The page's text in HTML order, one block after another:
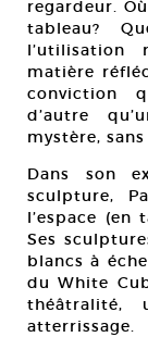
regardeur.
tableau?
matière
conviction
d’autre
mystère,
Dans son
sculpture,
l’espace
Ses
blancs à
du White
théâtralité,
atterrissage.